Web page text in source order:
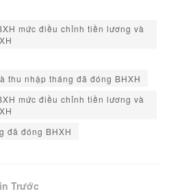
mức điều chỉnh tiền lương và
thu nhập tháng đã đóng BHXH
mức điều chỉnh tiền lương và
đã đóng BHXH
Trước